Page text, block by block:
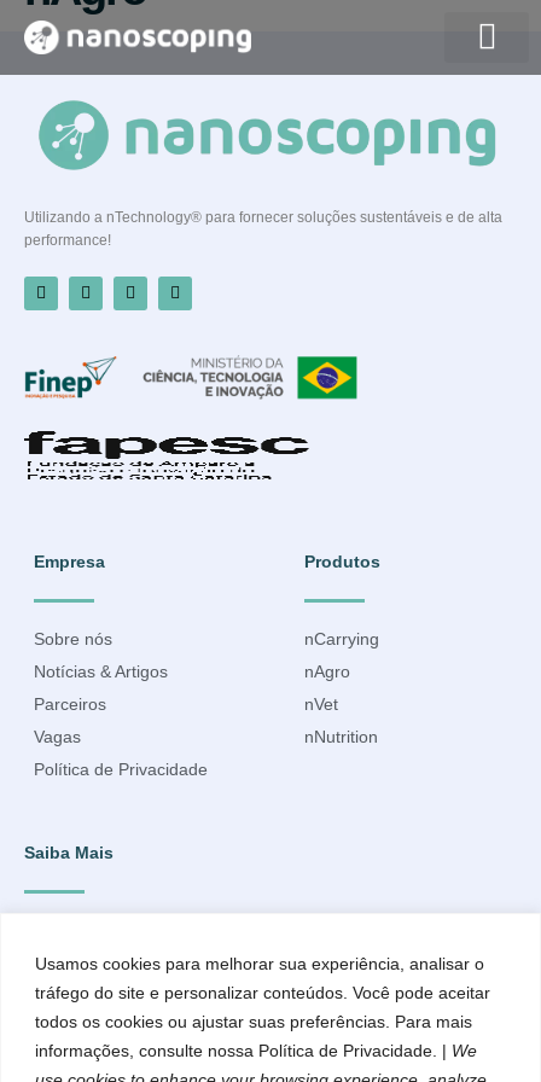
Usamos cookies para melhorar sua experiência, analisar o
tráfego do site e personalizar conteúdos. Você pode aceitar
todos os cookies ou ajustar suas preferências. Para mais
informações, consulte nossa Política de Privacidade. | We
Utilizando a nTechnology® para fornecer soluções sustentáveis e de alta
performance!
Empresa
Sobre nós
Notícias & Artigos
Parceiros
Vagas
Política de Privacidade
Produtos
nCarrying
nAgro
nVet
nNutrition
Saiba Mais